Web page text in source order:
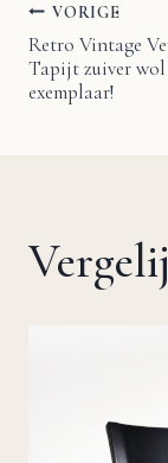
Bericht
navigatie
VORIGE
Retro Vintage
Tapijt zuiver
exemplaar!